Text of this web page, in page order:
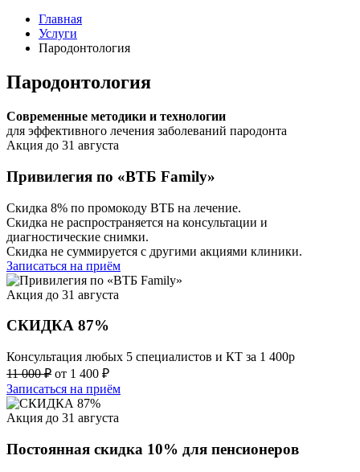
Главная
Услуги
Пародонтология
Пародонтология
Современные методики и технологии
для эффективного лечения заболеваний пародонта
Акция до 31 августа
Привилегия по «ВТБ Family»
Скидка 8% по промокоду ВТБ на лечение.
Скидка не распространяется на консультации и
диагностические снимки.
Скидка не суммируется с другими акциями клиники.
Записаться на приём
Акция до 31 августа
СКИДКА 87%
Консультация любых 5 специалистов и КТ за 1 400р
11 000 ₽ от 1 400 ₽
Записаться на приём
Акция до 31 августа
Постоянная скидка 10% для пенсионеров